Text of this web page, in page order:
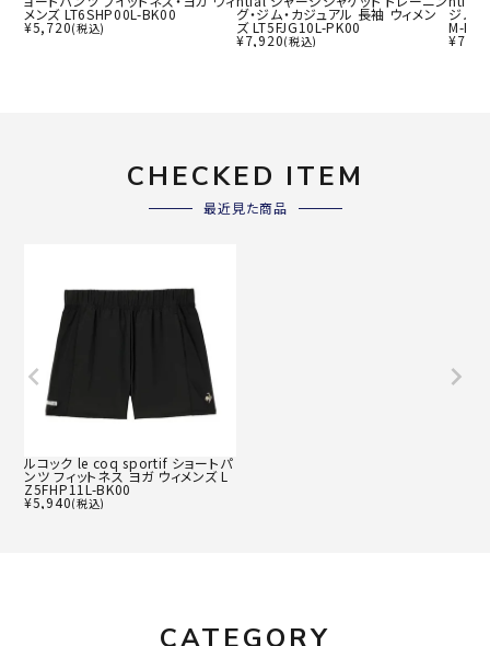
メンズ LT6SHP00L-BK00
¥5,720(税込)
グ・ジム・カジュアル 長袖 ウィメン
ズ LT5FJG10L-PK00
¥7,920(税込)
ジム
M-
¥
CHECKED ITEM
最近見た商品
ルコック le coq sportif ショートパ
ンツ フィットネス ヨガ ウィメンズ L
Z5FHP11L-BK00
¥5,940(税込)
CATEGORY